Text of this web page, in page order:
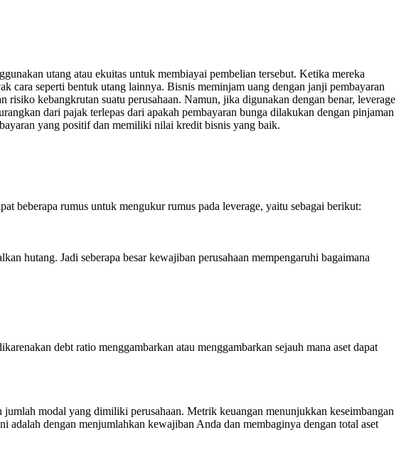
utang atau ekuitas untuk membiayai pembelian tersebut. Ketika mereka
cara seperti bentuk utang lainnya. Bisnis meminjam uang dengan janji pembayaran
kebangkrutan suatu perusahaan. Namun, jika digunakan dengan benar, leverage
dari pajak terlepas dari apakah pembayaran bunga dilakukan dengan pinjaman
yang positif dan memiliki nilai kredit bisnis yang baik.
beberapa rumus untuk mengukur rumus pada leverage, yaitu sebagai berikut:
hutang. Jadi seberapa besar kewajiban perusahaan mempengaruhi bagaimana
debt ratio menggambarkan atau menggambarkan sejauh mana aset dapat
modal yang dimiliki perusahaan. Metrik keuangan menunjukkan keseimbangan
dengan menjumlahkan kewajiban Anda dan membaginya dengan total aset